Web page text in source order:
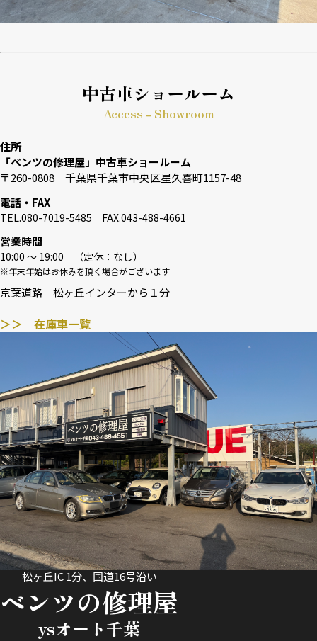
中古車ショールーム
Access - Showroom
住所
「ベンツの修理屋」中古車ショールーム
〒260-0808 千葉県千葉市中央区星久喜町1157-48
電話・FAX
TEL.080-7019-5485 FAX.043-488-4661
営業時間
10:00 〜 19:00 （定休：なし）
※年末年始はお休みを頂く場合がございます
京葉道路 松ヶ丘インターから１分
＞＞ 在庫車一覧
松ヶ丘IC 1分、国道16号沿い
ベンツの修理屋
ysオート千葉